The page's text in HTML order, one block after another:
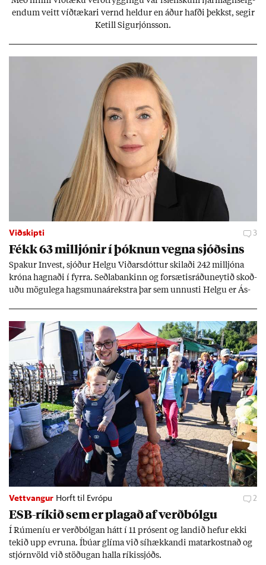
end­um veitt víð­tæk­ari vernd held­ur en áð­ur hafði þekkst, seg­ir
Ketill Sig­ur­jóns­son.
Viðskipti 3
Fékk 63 millj­ón­ir í þókn­un vegna sjóðs­ins
Spak­ur In­vest, sjóð­ur Helgu Við­ars­dótt­ur skil­aði 242 millj­óna
króna hagn­aði í fyrra. Seðla­bank­inn og for­sæt­is­ráðu­neyt­ið skoð­
uðu mögu­lega hags­muna­árekstra þar sem unnusti Helgu er Ás­
Vettvangur Horft til Evrópu 2
ESB-rík­ið sem er plag­að af verð­bólgu
Í Rúm­en­íu er verð­bólg­an hátt í 11 pró­sent og land­ið hef­ur ekki
tek­ið upp evr­una. Íbú­ar glíma við sí­hækk­andi mat­ar­kostn­að og
stjórn­völd við stöð­ug­an halla rík­is­sjóðs.